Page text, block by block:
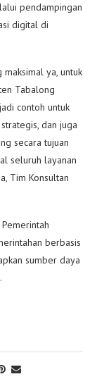
pendampingan
digital di
maksimal ya, untuk
Tabalong
contoh untuk
dan juga
secara tujuan
seluruh layanan
Tim Konsultan
berbasis
sumber daya